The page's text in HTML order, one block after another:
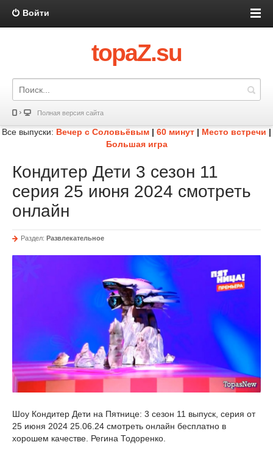
Войти
topaZ.su
Полная версия сайта
Все выпуски: Вечер с Соловьёвым | 60 минут | Место встречи |
Большая игра
Кондитер Дети 3 сезон 11
серия 25 июня 2024 смотреть
онлайн
Раздел: Развлекательное
Шоу Кондитер Дети на Пятнице: 3 сезон 11 выпуск, серия от
25 июня 2024 25.06.24 смотреть онлайн бесплатно в
хорошем качестве. Регина Тодоренко.